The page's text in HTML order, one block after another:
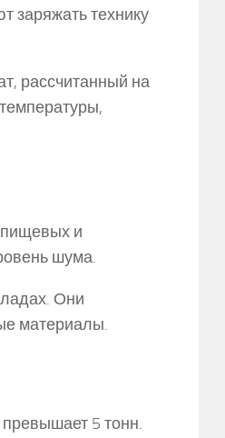
заряжать технику
рассчитанный на
пищевых и
шума.
Они
материалы.
5 тонн.